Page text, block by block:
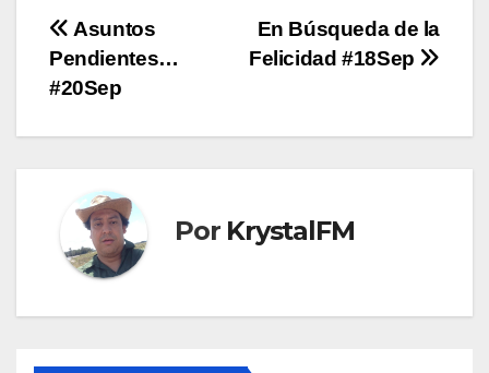
Navegación
de
entradas
En Búsqueda de la
Felicidad #18Sep
Asuntos
Pendientes…
#20Sep
Por KrystalFM